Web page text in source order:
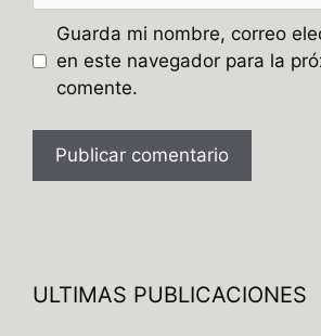
Guarda mi nombre, correo
en este navegador para la
comente.
eULTIMAS PUBLICACIONES